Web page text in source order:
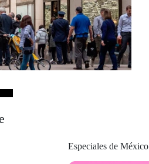
Especiales de México